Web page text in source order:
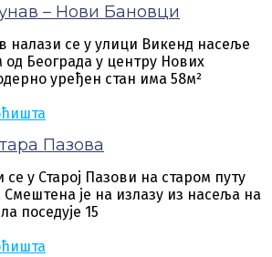
– Нови Бановци
налази се у улици Викенд насеље
од Београда у центру Нових
уређен стан има 58м²
Пазова
у Старој Пазови на старом путу
је на излазу из насеља на
поседује 15